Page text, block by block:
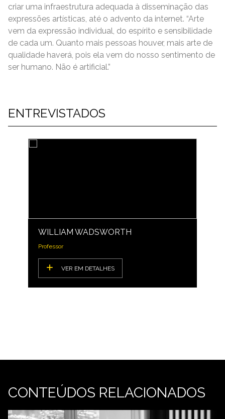
criar uma infraestrutura adequada à disseminação das
expressões artísticas, até o advento da internet. “Arte
vem da expressão individual, do espírito e sensibilidade
de cada um. Quanto mais pessoas houver, mais arte de
qualidade haverá, pois ela vem do nosso sentimento de
ser humano. Não é artificial.”
ENTREVISTADOS
WILLIAM WADSWORTH
Professor
VER EM DETALHES
CONTEÚDOS RELACIONADOS